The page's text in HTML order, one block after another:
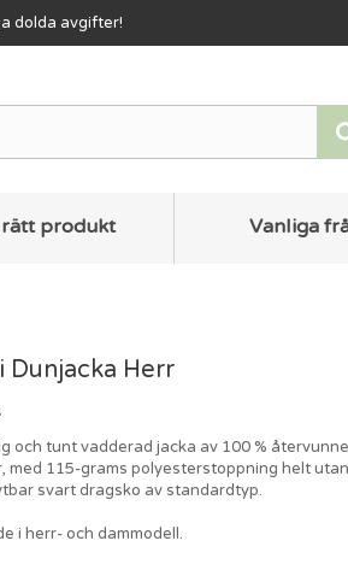
dolda avgifter!
produkt Vanliga
Dunjacka Herr
och tunt vadderad jacka av 100 %
med 115-grams polyesterstoppning helt utan
svart dragsko av standardtyp.
i herr- och dammodell.